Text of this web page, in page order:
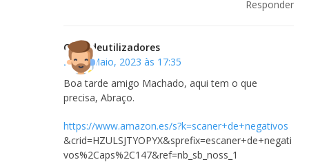
Responder
Clubedeutilizadores
25 de Maio, 2023 às 17:35
Boa tarde amigo Machado, aqui tem o que
precisa, Abraço.
https://www.amazon.es/s?k=scaner+de+negativos
&crid=HZULSJTYOPYX&sprefix=escaner+de+negati
vos%2Caps%2C147&ref=nb_sb_noss_1